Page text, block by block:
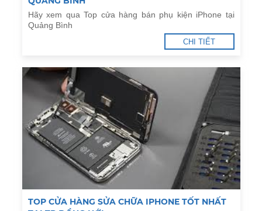
Hãy xem qua Top cửa hàng bán phụ kiện iPhone tại
Quảng Bình
CHI TIẾT
TOP CỬA HÀNG SỬA CHỮA IPHONE TỐT NHẤT